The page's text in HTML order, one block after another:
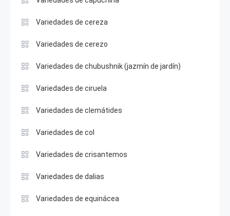
Variedades de cereza
Variedades de cerezo
Variedades de chubushnik (jazmín de jardín)
Variedades de ciruela
Variedades de clemátides
Variedades de col
Variedades de crisantemos
Variedades de dalias
Variedades de equinácea